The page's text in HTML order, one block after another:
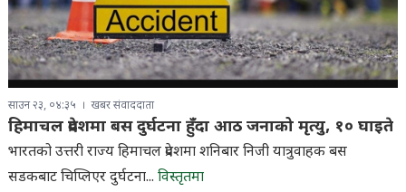
साउन २३, ०४:३५ खबर संवाददाता
हिमाचल प्रदेशमा बस दुर्घटना हुँदा आठ जनाको मृत्यु, १० घाइते
भारतको उत्तरी राज्य हिमाचल प्रदेशमा शनिबार निजी यात्रुवाहक बस
सडकबाट चिप्लिएर दुर्घटना... विस्तृतमा